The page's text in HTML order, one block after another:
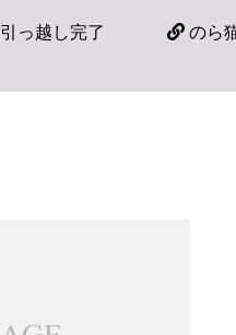
引っ越し完了 のら